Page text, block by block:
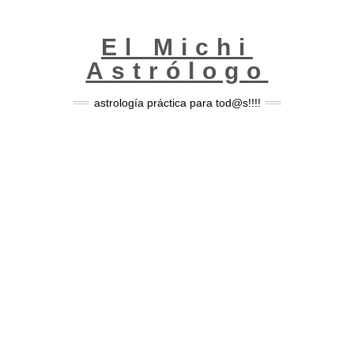
El Michi
Astrólogo
astrología práctica para tod@s!!!!